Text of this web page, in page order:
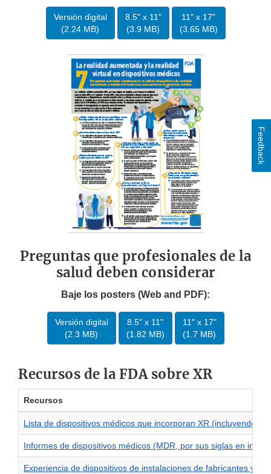
Versión digital
(2.24 MB)
8.5" x 11"
(3.9 MB)
11" x 17"
(3.65 MB)
Preguntas que profesionales de la
salud deben considerar
Baje los posters (Web and PDF):
Versión digital
(2.3 MB)
8.5" x 11"
(1.82 MB)
11" x 17"
(1.7 MB)
Recursos de la FDA sobre XR
Recursos
Lista de dispositivos médicos que incorporan XR (incluyendo
Informes de dispositivos médicos (MDR, por sus siglas en
Experiencia de dispositivos de instalaciones de fabricantes y
Feedback